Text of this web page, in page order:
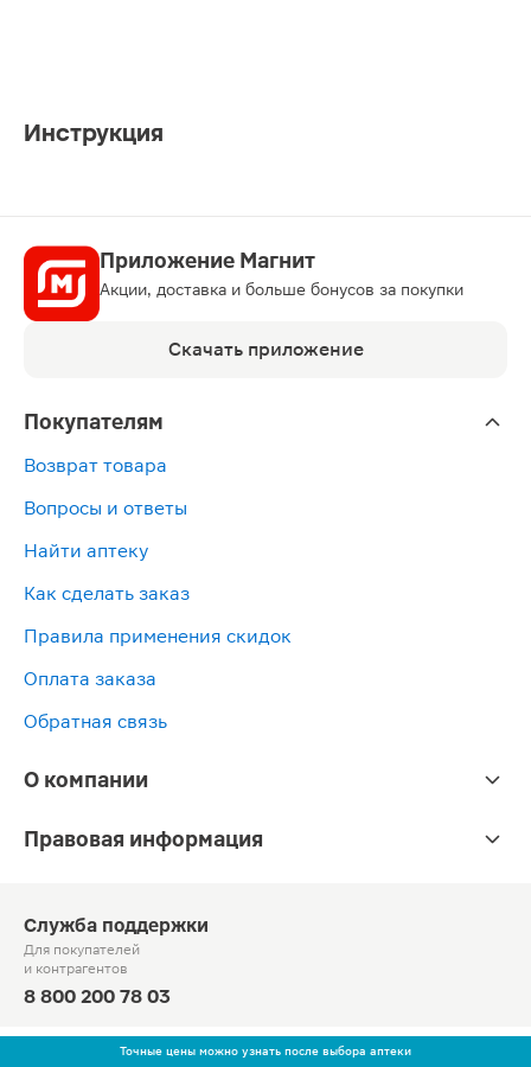
Точные цены можно узнать после выбора аптеки
Инструкция
Приложение Магнит
Акции, доставка и больше бонусов за покупки
Скачать приложение
Покупателям
Возврат товара
Вопросы и ответы
Найти аптеку
Как сделать заказ
Правила применения скидок
Оплата заказа
Обратная связь
О компании
Правовая информация
Служба поддержки
Для покупателей
и контрагентов
8 800 200 78 03
Круглосуточно, звонок по России бесплатный